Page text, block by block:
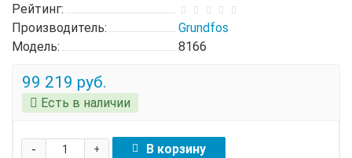
Рейтинг:
Производитель:
Grundfos
Модель:
8166
99 219 руб.
Есть в наличии
+
- В корзину